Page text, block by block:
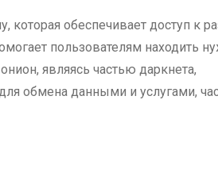
которая обеспечивает доступ к
пользователям находить
являясь частью даркнета,
обмена данными и услугами,